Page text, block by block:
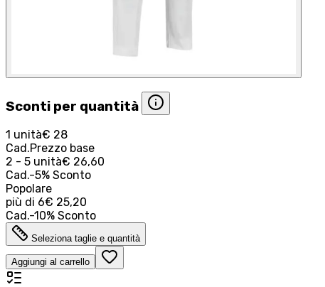
Sconti per quantità
1 unità€ 28
Cad.Prezzo base
2 - 5 unità€ 26,60
Cad.-5% Sconto
Popolare
più di 6€ 25,20
Cad.-10% Sconto
Seleziona taglie e quantità
Aggiungi al carrello